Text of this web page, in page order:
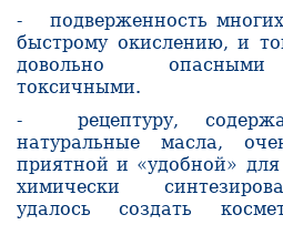
- подверженность
быстрому окислению, и
довольно опасными
токсичными.
- рецептуру,
натуральные масла,
приятной и «удобной»
химически
удалось создать